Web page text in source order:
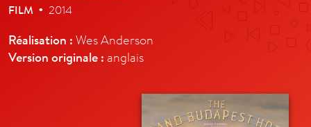
FILM • 2014
Réalisation : Wes Anderson
Version originale : anglais